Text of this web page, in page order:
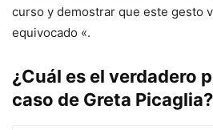
curso y demostrar que este gesto
equivocado «.
¿Cuál es el verdadero
caso de Greta Picaglia?